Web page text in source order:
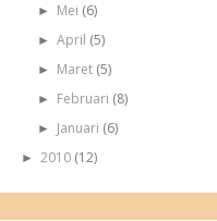
► Mei (6)
► April (5)
► Maret (5)
► Februari (8)
► Januari (6)
►2010 (12)